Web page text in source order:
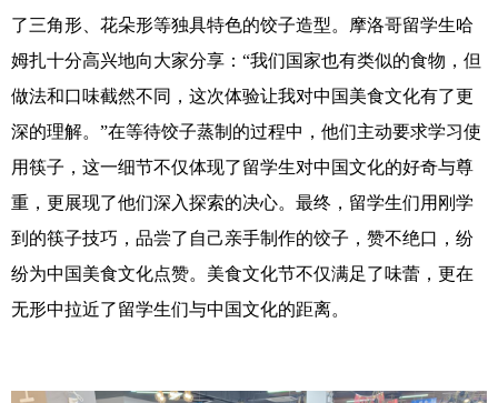
了三角形、花朵形等独具特色的饺子造型。摩洛哥留学生哈
姆扎十分高兴地向大家分享：“我们国家也有类似的食物，但
做法和口味截然不同，这次体验让我对中国美食文化有了更
深的理解。”在等待饺子蒸制的过程中，他们主动要求学习使
用筷子，这一细节不仅体现了留学生对中国文化的好奇与尊
重，更展现了他们深入探索的决心。最终，留学生们用刚学
到的筷子技巧，品尝了自己亲手制作的饺子，赞不绝口，纷
纷为中国美食文化点赞。美食文化节不仅满足了味蕾，更在
无形中拉近了留学生们与中国文化的距离。